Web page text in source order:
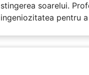
stingerea soarelui.
ingeniozitatea pentru